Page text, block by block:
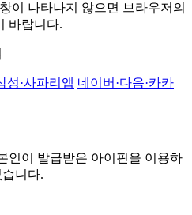
이 나타나지 않으면 브라우저의
바랍니다.
성·사파리앱 네이버·다음·카카
인이 발급받은 아이핀을 이용하
니다.